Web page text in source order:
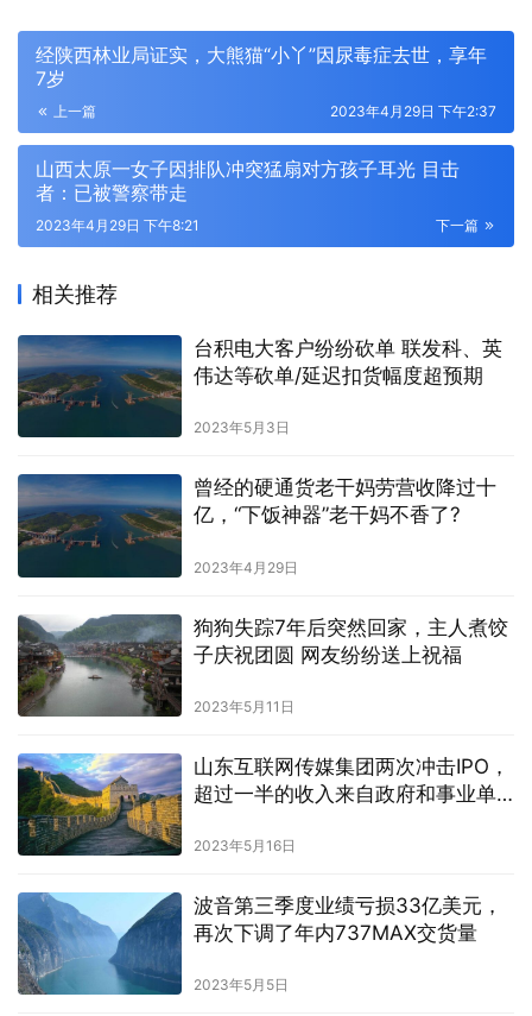
经陕西林业局证实，大熊猫“小丫”因尿毒症去世，享年
7岁
上一篇 2023年4月29日 下午2:37
山西太原一女子因排队冲突猛扇对方孩子耳光 目击
者：已被警察带走
下一篇
2023年4月29日 下午8:21
相关推荐
台积电大客户纷纷砍单 联发科、英
伟达等砍单/延迟扣货幅度超预期
2023年5月3日
曾经的硬通货老干妈劳营收降过十
亿，“下饭神器”老干妈不香了?
2023年4月29日
狗狗失踪7年后突然回家，主人煮饺
子庆祝团圆 网友纷纷送上祝福
2023年5月11日
山东互联网传媒集团两次冲击IPO，
超过一半的收入来自政府和事业单
2023年5月16日
波音第三季度业绩亏损33亿美元，
再次下调了年内737MAX交货量
2023年5月5日